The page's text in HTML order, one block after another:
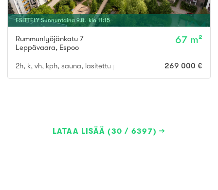
ESITTELY Sunnuntaina 9.8. klo11 :15
Rummunlyöjänkatu 7
Leppävaara, Espoo
67 m²
2h, k, vh, kph, sauna, lasitettu parveke 269 000 €
LATAA LISÄÄ (30 / 6397)